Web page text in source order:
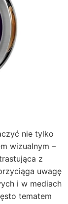
nie tylko
wizualnym –
z
uwagę
i w mediach
tematem